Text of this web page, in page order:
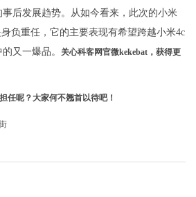
后发展趋势。从如今看来，此次的小米
负重任，它的主要表现有希望跨越小米4c
又一爆品。
关心科客网官微kekebat，获得更
任呢？大家何不翘首以待吧！